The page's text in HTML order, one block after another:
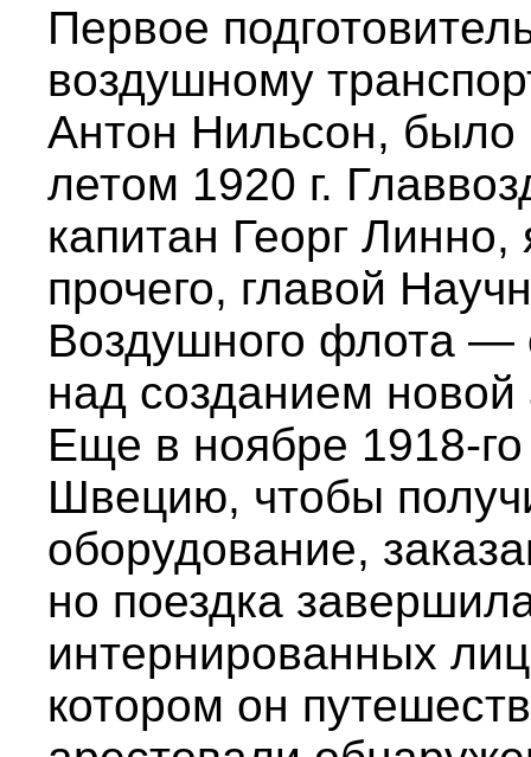
Первое
воздушному
Антон Нильсон, было
летом 1920 г.
капитан Георг
прочего, главой
Воздушного флота —
над созданием новой
Еще в ноябре 1918-
Швецию, чтобы
оборудование,
но поездка
интернированных
котором он